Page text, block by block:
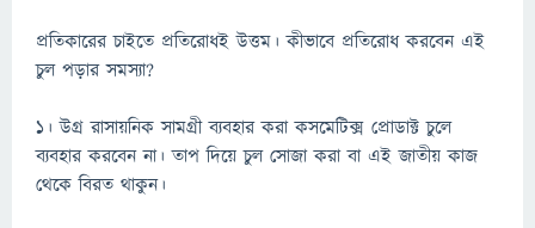
প্রতিকারের চাইতে প্রতিরোধই উত্তম। কীভাবে প্রতিরোধ করবেন এই
চুল পড়ার সমস্যা?
১। উগ্র রাসায়নিক সামগ্রী ব্যবহার করা কসমেটিক্স প্রোডাক্ট চুলে
ব্যবহার করবেন না। তাপ দিয়ে চুল সোজা করা বা এই জাতীয় কাজ
থেকে বিরত থাকুন।